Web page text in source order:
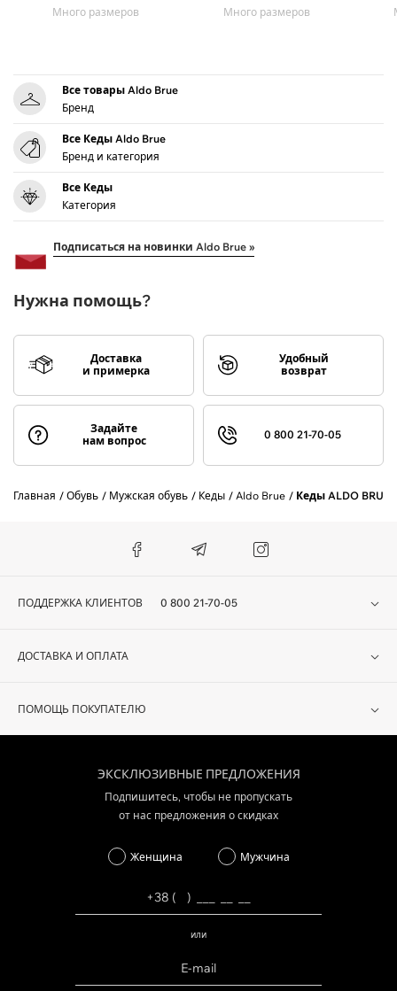
Много размеров
Много размеров
Все товары Aldo Brue
Бренд
Все Кеды Aldo Brue
Бренд и категория
Все Кеды
Категория
Подписаться на новинки Aldo Brue »
Нужна помощь?
Доставка
и примерка
Удобный
возврат
Задайте
нам вопрос
0 800 21-70-05
Главная Обувь Мужская обувь Кеды Aldo Brue Кеды ALDO BRUE
ПОДДЕРЖКА КЛИЕНТОВ 0 800 21-70-05
ДОСТАВКА И ОПЛАТА
ПОМОЩЬ ПОКУПАТЕЛЮ
ЭКСКЛЮЗИВНЫЕ ПРЕДЛОЖЕНИЯ
Подпишитесь, чтобы не пропускать
от нас предложения о скидках
Женщина Мужчина
или